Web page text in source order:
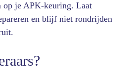
op je APK-keuring. Laat
en blijf niet rondrijden